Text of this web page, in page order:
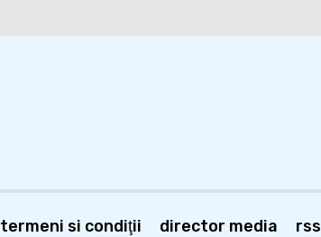
termeni si condiţii director media rss